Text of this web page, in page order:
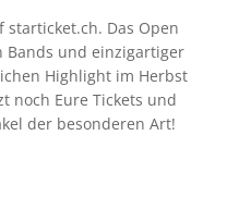
Das Open
und einzigartiger
Highlight im Herbst
noch Eure Tickets und
der besonderen Art!